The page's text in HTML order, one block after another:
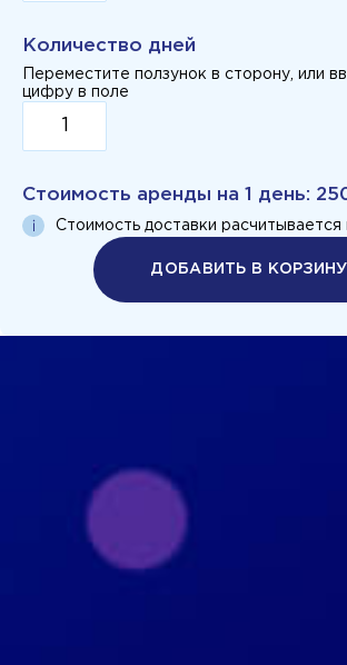
Количество дней
Переместите ползунок в сторону, или
цифру в поле
Стоимость аренды на 1 день:
Стоимость доставки расчитывается
ДОБАВИТЬ В КОРЗИНУ
Политика
Пользовательское
+7 926 690 3130